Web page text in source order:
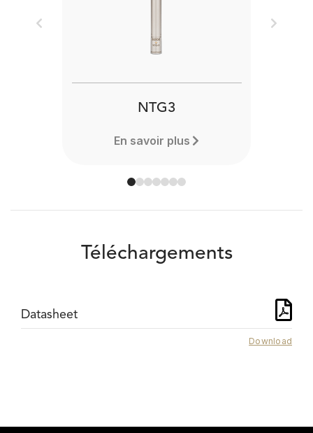
NTG3
En savoir plus
Previous Next
Téléchargements
Datasheet
Download